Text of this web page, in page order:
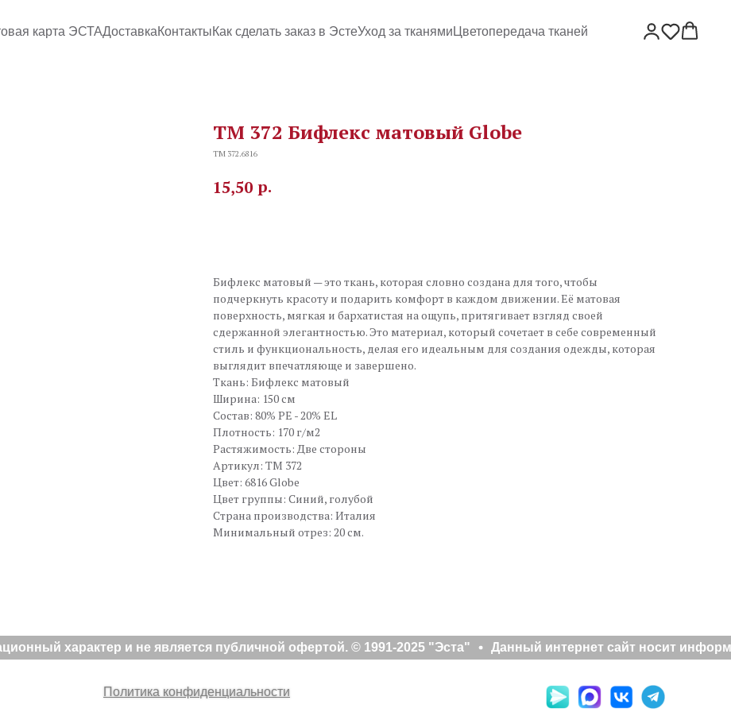
карта ЭСТАДоставкаКонтактыКак сделать заказ в ЭстеУход за тканями Цветопередача тканей
TM 372 Бифлекс матовый Globe
TM 372.6816
15,50 р.
Бифлекс матовый — это ткань, которая словно создана для того, чтобы
подчеркнуть красоту и подарить комфорт в каждом движении. Её матовая
поверхность, мягкая и бархатистая на ощупь, притягивает взгляд своей
сдержанной элегантностью. Это материал, который сочетает в себе современный
стиль и функциональность, делая его идеальным для создания одежды, которая
выглядит впечатляюще и завершено.
Ткань: Бифлекс матовый
Ширина: 150 см
Состав: 80% PE - 20% EL
Плотность: 170 г/м2
Растяжимость: Две стороны
Артикул: TM 372
Цвет: 6816 Globe
Цвет группы: Синий, голубой
Страна производства: Италия
Минимальный отрез: 20 см.
характер и не является публичной офертой. © 1991-2025 "Эста" Данный интернет сайт носит
Политика конфиденциальности